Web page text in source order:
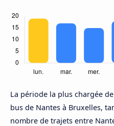
La période la plus chargée
bus de Nantes à Bruxelles,
nombre de trajets entre